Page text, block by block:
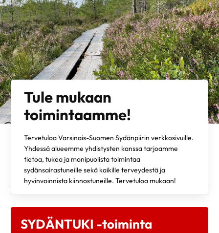
Tule mukaan
toimintaamme!
Tervetuloa Varsinais-Suomen Sydänpiirin verkkosivuille.
Yhdessä alueemme yhdistysten kanssa tarjoamme
tietoa, tukea ja monipuolista toimintaa
sydänsairastuneille sekä kaikille terveydestä ja
hyvinvoinnista kiinnostuneille. Tervetuloa mukaan!
SYDÄNTUKI -toiminta